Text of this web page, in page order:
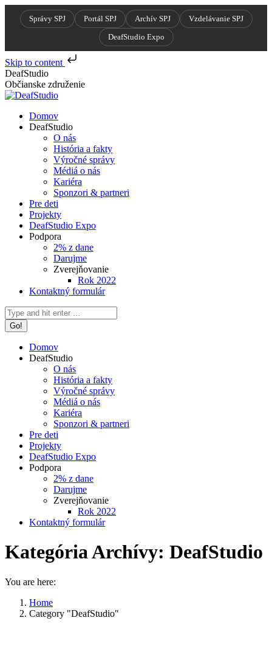
Správy SPJ Portál SPJ Archív SPJ
Vzdelávanie SPJ
DeafStudio Expo
Skip to content
Skip
to
content
DeafStudio
Občianske združenie
Domov
DeafStudio
O nás
História a fakty
Výročné správy
Médiá o nás
Kariéra
Sponzori & partneri
Pre deti
Projekty
DeafStudio Expo
Podpora
2% z dane
Darujme
Zverejňovanie
Rok 2022
Kontaktný formulár
Search:
Domov
DeafStudio
O nás
História a fakty
Výročné správy
Médiá o nás
Kariéra
Sponzori & partneri
Pre deti
Projekty
DeafStudio Expo
Podpora
2% z dane
Darujme
Zverejňovanie
Rok 2022
Kontaktný formulár
Kategória Archívy: DeafStudio
You are here:
Home
Category "DeafStudio"